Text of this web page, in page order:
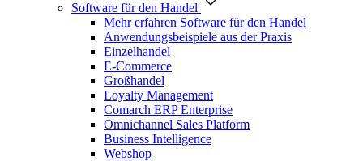
Software für den Handel
Mehr erfahren Software für den Handel
Anwendungsbeispiele aus der Praxis
Einzelhandel
E-Commerce
Großhandel
Loyalty Management
Comarch ERP Enterprise
Omnichannel Sales Platform
Business Intelligence
Webshop